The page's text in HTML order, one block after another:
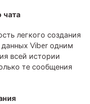
чата
легкого создания
данных Viber одним
всей истории
те сообщения